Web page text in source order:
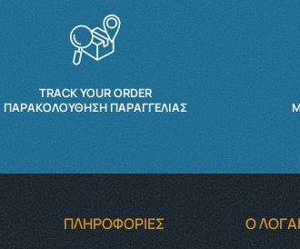
TRACK YOUR ORDER
ΠΑΡΑΚΟΛΟΎΘΗΣΗ ΠΑΡΑΓΓΕΛΊΑΣ
ΠΛΗΡΟΦΟΡΊΕΣ Ο